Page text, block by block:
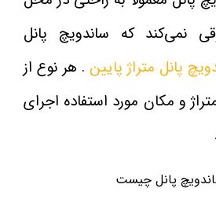
نمی‌کند که ساندویچ پانل
پانل متراژ پایین . هر نوع از
و مکان مورد استفاده اجرای